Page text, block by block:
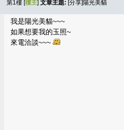
第1樓 [樓主] 文章主題: [分享]陽光美貓
我是陽光美貓~~~
如果想要我的玉照~
來電洽談~~~